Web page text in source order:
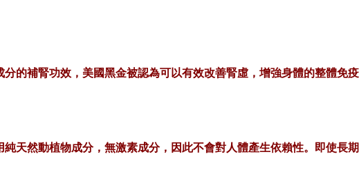
的補腎功效，美國黑金被認為可以有效改善腎虛，增強身體的整體免
純天然動植物成分，無激素成分，因此不會對人體產生依賴性。即使長